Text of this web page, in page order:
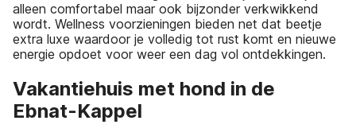
alleen comfortabel maar ook bijzonder verkwikkend
wordt. Wellness voorzieningen bieden net dat beetje
extra luxe waardoor je volledig tot rust komt en nieuwe
energie opdoet voor weer een dag vol ontdekkingen.
Vakantiehuis met hond in de
Ebnat-Kappel